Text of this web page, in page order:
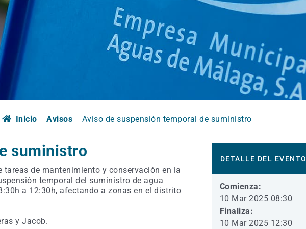
Inicio Avisos Aviso de suspensión temporal de suministro
suministro
de mantenimiento y conservación en la
temporal del suministro de agua
a 12:30h, afectando a zonas en el distrito
y Jacob.
DETALLE DEL EVENTO
Comienza:
10 Mar 2025 08:30
Finaliza:
10 Mar 2025 12:30